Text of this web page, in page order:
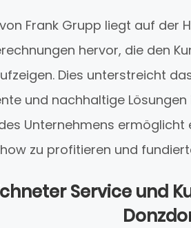
Frank Grupp liegt auf der
hervor, die den
Dies unterstreicht
und nachhaltige
Unternehmens
zu profitieren und
Service und